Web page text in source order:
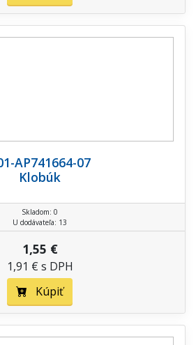
AP741664-07
Klobúk
Skladom: 0
U dodávateľa: 13
1,55 €
1,91 € s DPH
Kúpiť